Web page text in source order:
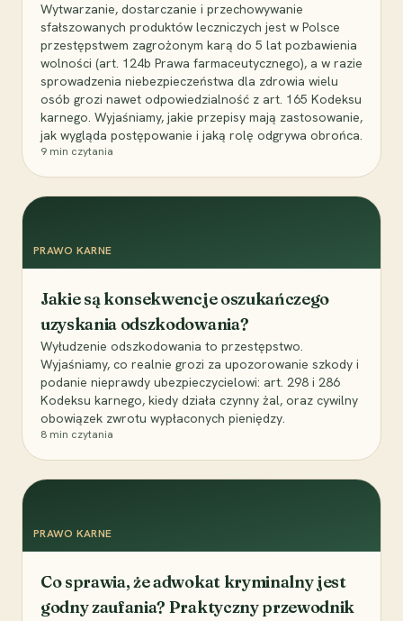
Wytwarzanie, dostarczanie i przechowywanie
sfałszowanych produktów leczniczych jest w Polsce
przestępstwem zagrożonym karą do 5 lat pozbawienia
wolności (art. 124b Prawa farmaceutycznego), a w razie
sprowadzenia niebezpieczeństwa dla zdrowia wielu
osób grozi nawet odpowiedzialność z art. 165 Kodeksu
karnego. Wyjaśniamy, jakie przepisy mają zastosowanie,
jak wygląda postępowanie i jaką rolę odgrywa obrońca.
9 min czytania
PRAWO KARNE
Jakie są konsekwencje oszukańczego
uzyskania odszkodowania?
Wyłudzenie odszkodowania to przestępstwo.
Wyjaśniamy, co realnie grozi za upozorowanie szkody i
podanie nieprawdy ubezpieczycielowi: art. 298 i 286
Kodeksu karnego, kiedy działa czynny żal, oraz cywilny
obowiązek zwrotu wypłaconych pieniędzy.
8 min czytania
PRAWO KARNE
Co sprawia, że adwokat kryminalny jest
godny zaufania? Praktyczny przewodnik